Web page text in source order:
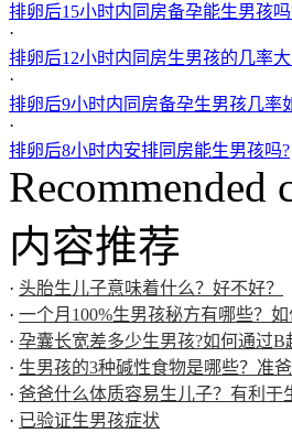
排卵后15小时内同房备孕能生男孩吗
·
排卵后12小时内同房生男孩的几率
·
排卵后9小时内同房备孕生男孩几率
·
排卵后8小时内安排同房能生男孩吗?
Recommended
内容推荐
· 头胎生儿子意味着什么？好不好？
· 一个月100%生男孩秘方有哪些？如
· 孕囊长宽差多少生男孩?如何通过B
· 生男孩的3种碱性食物是哪些？准
· 爸爸什么体质容易生儿子？有利于
· 已验证生男孩症状